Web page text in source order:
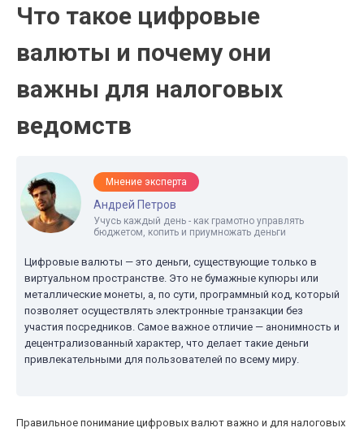
Что такое цифровые
валюты и почему они
важны для налоговых
ведомств
Мнение эксперта
Андрей Петров
Учусь каждый день - как грамотно управлять
бюджетом, копить и приумножать деньги
Цифровые валюты — это деньги, существующие только в
виртуальном пространстве. Это не бумажные купюры или
металлические монеты, а, по сути, программный код, который
позволяет осуществлять электронные транзакции без
участия посредников. Самое важное отличие — анонимность и
децентрализованный характер, что делает такие деньги
привлекательными для пользователей по всему миру.
Правильное понимание цифровых валют важно и для налоговых